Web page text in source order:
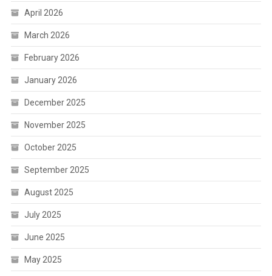
April 2026
March 2026
February 2026
January 2026
December 2025
November 2025
October 2025
September 2025
August 2025
July 2025
June 2025
May 2025